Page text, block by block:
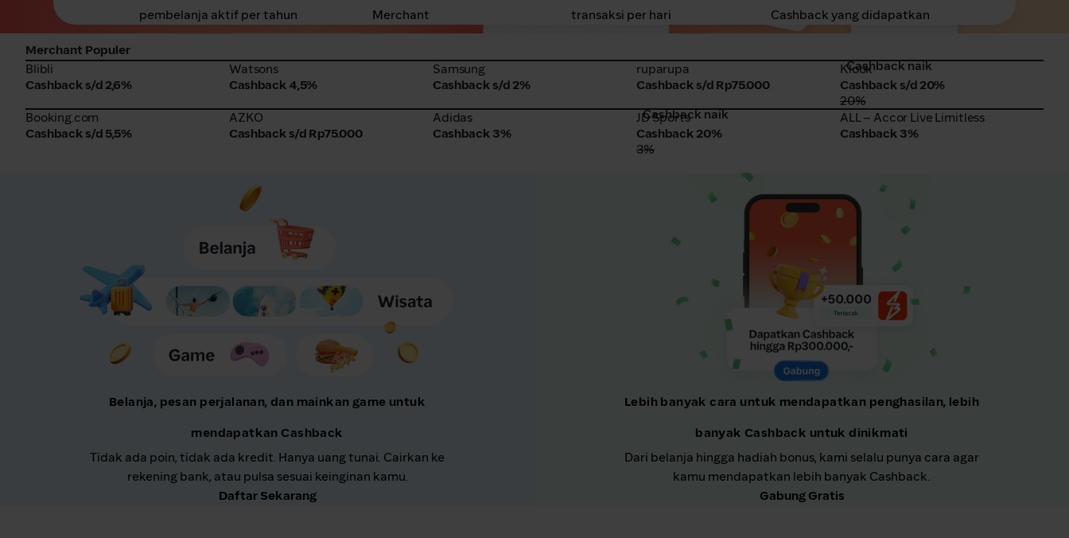
pembelanja aktif per tahun
Merchant
transaksi per hari
Cashback yang didapatkan
Merchant Populer
Blibli
Blibli
Cashback s/d 2,6%
Watsons
Watsons
Cashback 4,5%
Samsung
Samsung
Cashback s/d 2%
ruparupa
ruparupa
Cashback s/d Rp75.000
Klook
Cashback naik
Klook
Cashback s/d 20%
20%
Booking.com
Booking.com
Cashback s/d 5,5%
AZKO
AZKO
Cashback s/d Rp75.000
Adidas
Adidas
Cashback 3%
JD Sports
Cashback naik
JD Sports
Cashback 20%
3%
ALL – Accor Live Limitless
ALL – Accor Live Limitless
Cashback 3%
Belanja, pesan perjalanan, dan mainkan game untuk
mendapatkan Cashback
Tidak ada poin, tidak ada kredit. Hanya uang tunai. Cairkan ke
rekening bank, atau pulsa sesuai keinginan kamu.
Daftar Sekarang
Lebih banyak cara untuk mendapatkan penghasilan, lebih
banyak Cashback untuk dinikmati
Dari belanja hingga hadiah bonus, kami selalu punya cara agar
kamu mendapatkan lebih banyak Cashback.
Gabung Gratis